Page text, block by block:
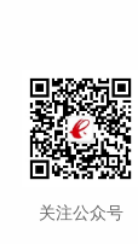
关注公众号